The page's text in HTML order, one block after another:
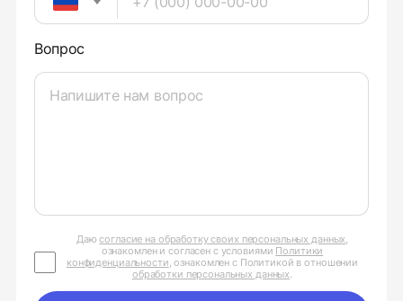
Вопрос
Даюсогласие на обработку своих персональных данных,
ознакомлен и согласен с условиями Политики
конфиденциальности, ознакомлен с Политикой в отношении
обработки персональных данных.